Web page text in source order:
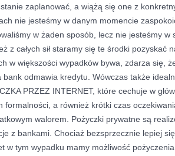
zaplanować, a wiążą się one z
nie jesteśmy w danym momencie
w żaden sposób, lecz nie jesteśmy w
z całych sił staramy się te środki pozyskać
w większości wypadków bywa, zdarza się,
bank odmawia kredytu. Wówczas także
PRZEZ INTERNET, które cechuje w
formalności, a również krótki czas
walorem. Pożyczki prywatne są
z bankami. Chociaż bezsprzecznie lepiej
w tym wypadku mamy możliwość